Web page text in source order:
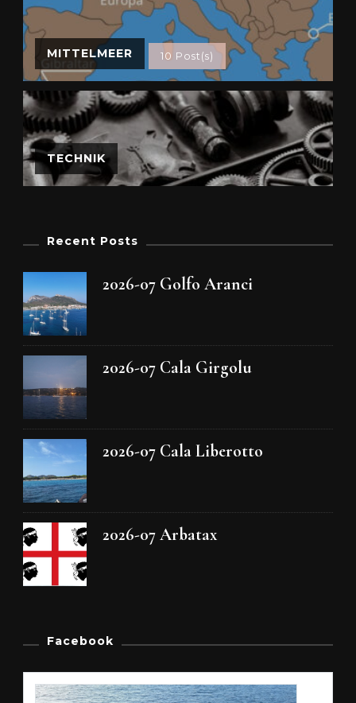
MITTELMEER 10 Post(s)
TECHNIK
Recent Posts
2026-07 Golfo Aranci
2026-07 Cala Girgolu
2026-07 Cala Liberotto
2026-07 Arbatax
Facebook